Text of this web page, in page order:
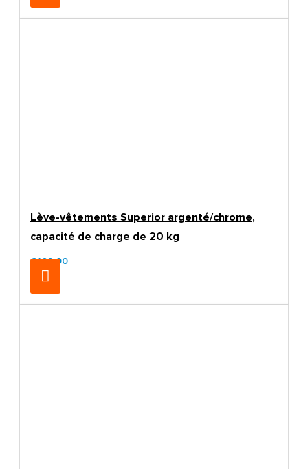
Lève-vêtements Superior argenté/chrome,
capacité de charge de 20 kg
€169.00